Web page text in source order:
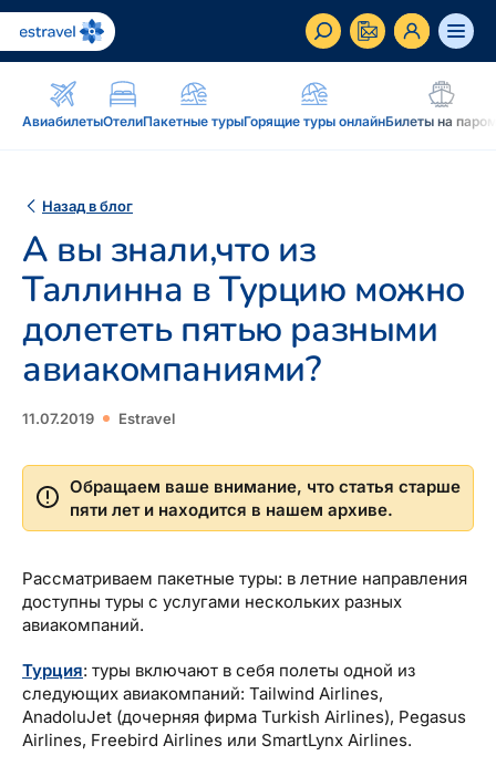
АвиабилетыОтелиПакетные турыГорящие туры онлайнБилеты на
RU EN
преимущества, услуги...
Вдохновение и блог
Блог, подкасты, журнал Traveller, новостная
Блог
Подкаст
Туристический журнал Traveller
Дополнение к путешествию
интернет-магазин: reisikaubad.ee, Airalo eSim...
Рассрочка
Подарочная карта Estravel
Airalo eSIM
Постоянному клиенту
Бонусные пункты, Золотая карточка, Platinum
Club...
Золотая карточка
Platinum Club
Бонусные пункты
О нас
О компании, контакты, наши консультанты,
новости...
О компании
Контакты
Назад в блог
А вы знали,что из
Таллинна в Турцию можно
долететь пятью разными
авиакомпаниями?
11.07.2019 Estravel
Обращаем ваше внимание, что статья старше
пяти лет и находится в нашем архиве.
Рассматриваем пакетные туры: в летние направления
доступны туры с услугами нескольких разных
авиакомпаний.
Турция: туры включают в себя полеты одной из
следующих авиакомпаний: Tailwind Airlines,
AnadoluJet (дочерняя фирма Turkish Airlines), Pegasus
Airlines, Freebird Airlines или SmartLynx Airlines.